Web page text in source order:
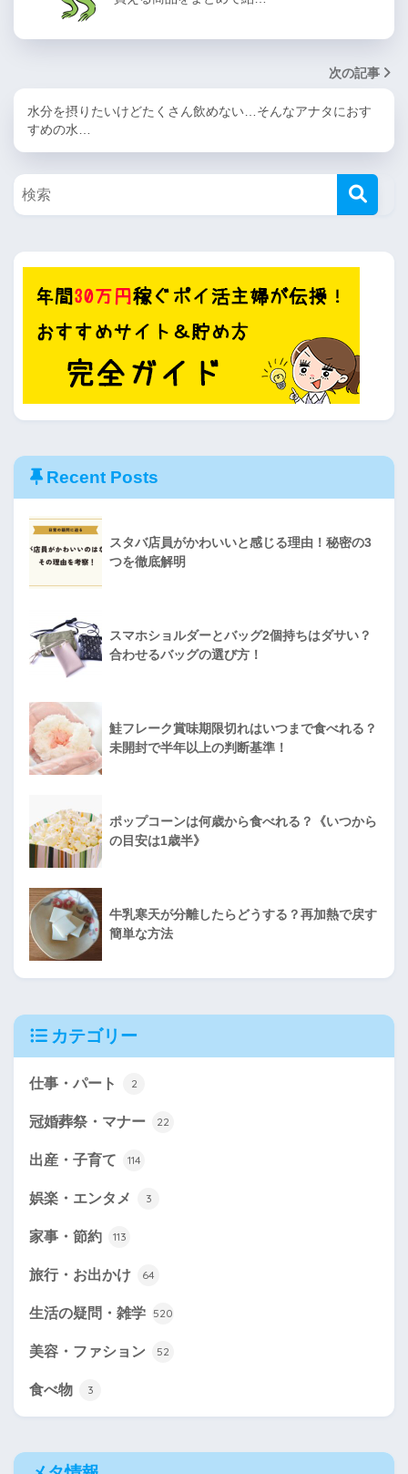
次の記事
水分を摂りたいけどたくさん飲めない…そんなアナタにおす
すめの水…
Recent Posts
スタバ店員がかわいいと感じる理由！秘密の3
つを徹底解明
スマホショルダーとバッグ2個持ちはダサい？
合わせるバッグの選び方！
鮭フレーク賞味期限切れはいつまで食べれる？
未開封で半年以上の判断基準！
ポップコーンは何歳から食べれる？《いつから
の目安は1歳半》
牛乳寒天が分離したらどうする？再加熱で戻す
簡単な方法
カテゴリー
仕事・パート 2
冠婚葬祭・マナー 22
出産・子育て 114
娯楽・エンタメ 3
家事・節約 113
旅行・お出かけ 64
生活の疑問・雑学 520
美容・ファション 52
食べ物 3